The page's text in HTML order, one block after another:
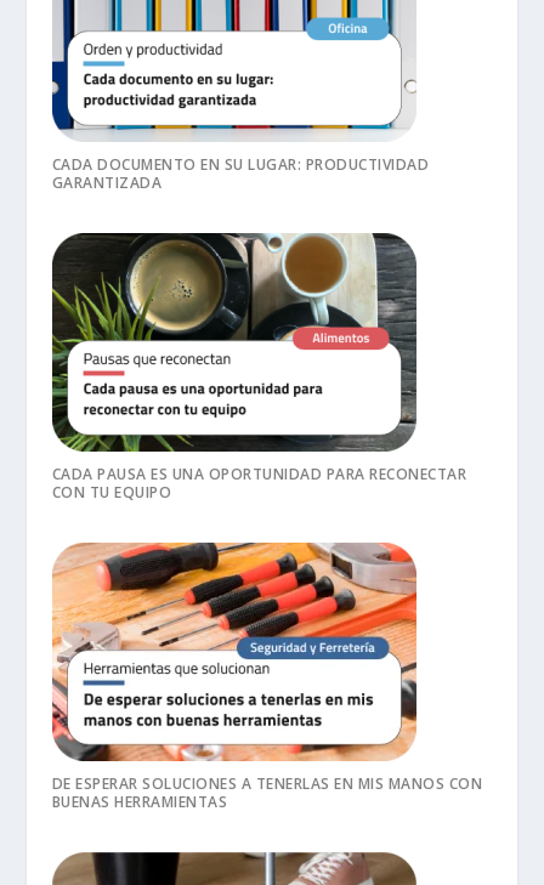
CADA DOCUMENTO EN SU LUGAR: PRODUCTIVIDAD
GARANTIZADA
CADA PAUSA ES UNA OPORTUNIDAD PARA RECONECTAR
CON TU EQUIPO
DE ESPERAR SOLUCIONES A TENERLAS EN MIS MANOS CON
BUENAS HERRAMIENTAS